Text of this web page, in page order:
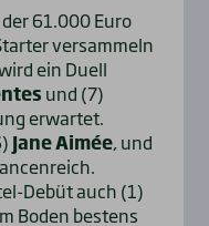
61.000 Euro
versammeln
ein Duell
und (7)
erwartet.
Jane Aimée, und
Debüt auch (1)
Boden bestens